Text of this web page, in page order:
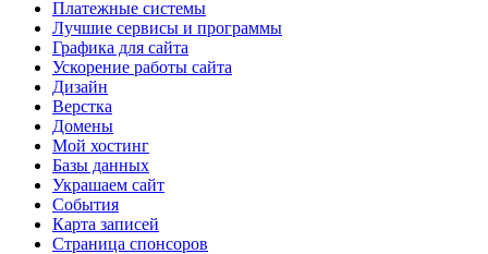
Платежные системы
Лучшие сервисы и программы
Графика для сайта
Ускорение работы сайта
Дизайн
Верстка
Домены
Мой хостинг
Базы данных
Украшаем сайт
События
Карта записей
Cтраница спонсоров